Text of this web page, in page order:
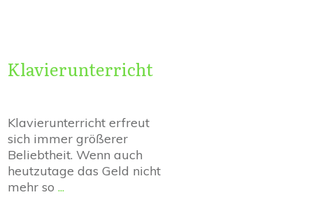
Klavierunterricht
Klavierunterricht erfreut
sich immer größerer
Beliebtheit. Wenn auch
heutzutage das Geld nicht
mehr so ...